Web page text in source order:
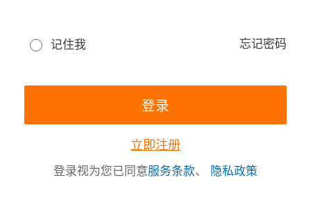
记住我 忘记密码
立即注册
登录视为您已同意服务条款、 隐私政策